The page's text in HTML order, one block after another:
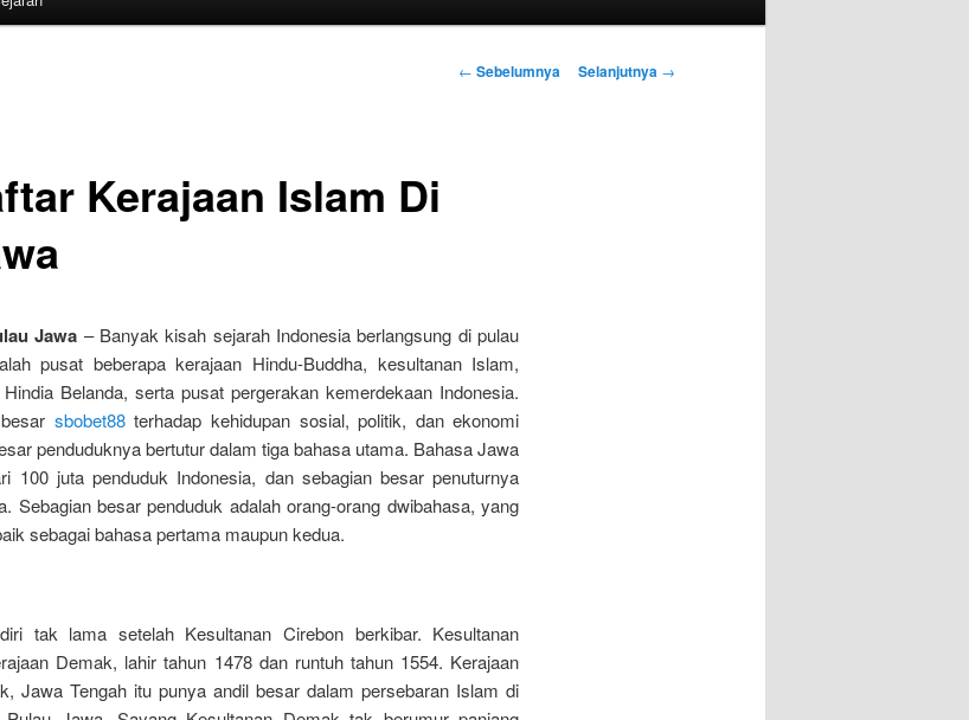
Navigasi
← Sebelumnya Selanjutnya →
Kerajaan Islam Di
Jawa – Banyak kisah sejarah Indonesia berlangsung di pulau
pusat beberapa kerajaan Hindu-Buddha, kesultanan Islam,
Belanda, serta pusat pergerakan kemerdekaan Indonesia.
sbobet88terhadap kehidupan sosial, politik, dan ekonomi
penduduknya bertutur dalam tiga bahasa utama. Bahasa Jawa
100 juta penduduk Indonesia, dan sebagian besar penuturnya
Sebagian besar penduduk adalah orang-orang dwibahasa, yang
sebagai bahasa pertama maupun kedua.
tak lama setelah Kesultanan Cirebon berkibar. Kesultanan
Demak, lahir tahun 1478 dan runtuh tahun 1554. Kerajaan
Jawa Tengah itu punya andil besar dalam persebaran Islam di